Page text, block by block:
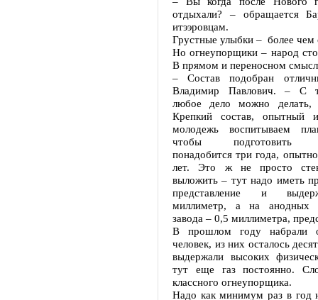
отдыхали? – обращается
итээровцам.
Грустные улыбки – более чем
Но огнеупорщики – народ
В прямом и переносном
– Состав подобран
Владимир Павлович. – С
любое дело можно делать,
Крепкий состав, опытный
молодежь воспитываем
чтобы подготовить
понадобится три года,
лет. Это ж не просто
выложить – тут надо иметь
представление и
миллиметр, а на анодных
завода – 0,5 миллиметра,
В прошлом году набрали
человек, из них осталось
выдержали высоких
тут еще газ постоянно.
классного огнеупорщика.
Надо как минимум раз в год